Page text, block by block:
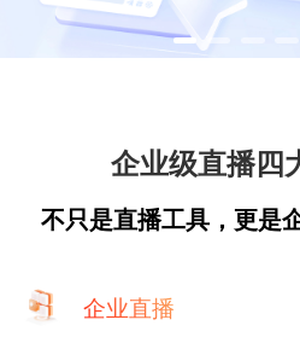
企业级直播四
不只是直播工具，更是
企业直播